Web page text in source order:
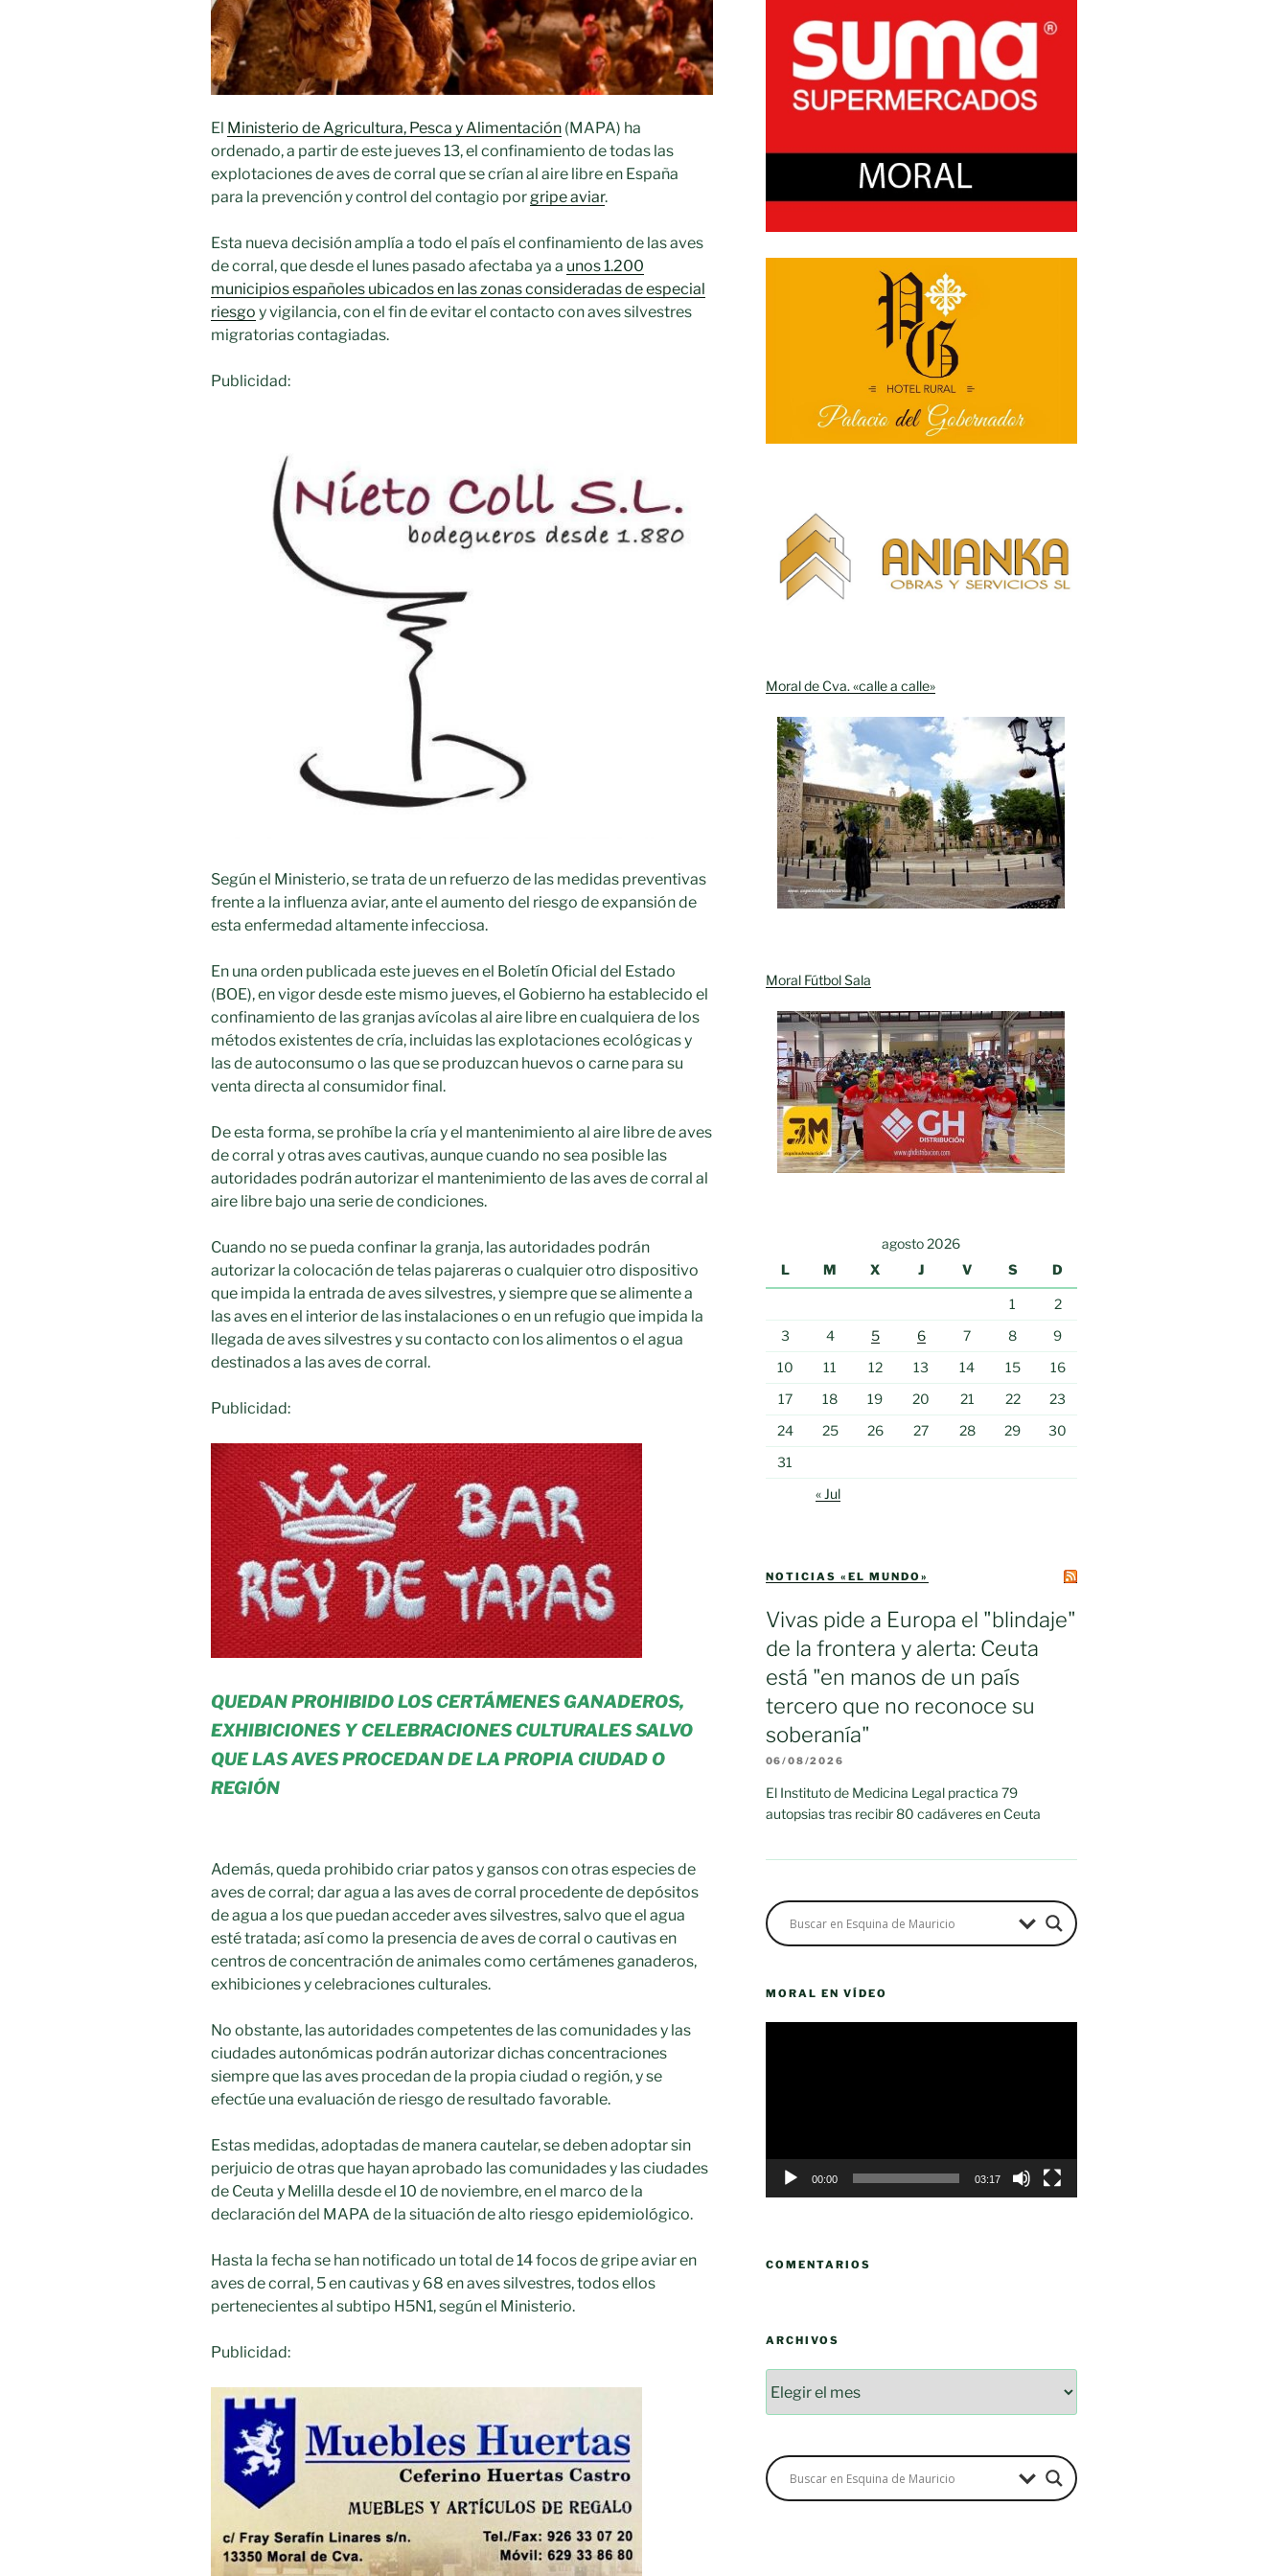
El Ministerio de Agricultura, Pesca y Alimentación (MAPA) ha
ordenado, a partir de este jueves 13, el confinamiento de todas las
explotaciones de aves de corral que se crían al aire libre en España
para la prevención y control del contagio porgripe aviar.
Esta nueva decisión amplía a todo el país el confinamiento de las aves
de corral, que desde el lunes pasado afectaba ya a unos 1.200
municipios españoles ubicados en las zonas consideradas de especial
riesgo y vigilancia, con el fin de evitar el contacto con aves silvestres
migratorias contagiadas.
Publicidad:
Según el Ministerio, se trata de un refuerzo de las medidas preventivas
frente a la influenza aviar, ante el aumento del riesgo de expansión de
esta enfermedad altamente infecciosa.
En una orden publicada este jueves en el Boletín Oficial del Estado
(BOE), en vigor desde este mismo jueves, el Gobierno ha establecido el
confinamiento de las granjas avícolas al aire libre en cualquiera de los
métodos existentes de cría, incluidas las explotaciones ecológicas y
las de autoconsumo o las que se produzcan huevos o carne para su
venta directa al consumidor final.
De esta forma, se prohíbe la cría y el mantenimiento al aire libre de aves
de corral y otras aves cautivas, aunque cuando no sea posible las
autoridades podrán autorizar el mantenimiento de las aves de corral al
aire libre bajo una serie de condiciones.
Cuando no se pueda confinar la granja, las autoridades podrán
autorizar la colocación de telas pajareras o cualquier otro dispositivo
que impida la entrada de aves silvestres, y siempre que se alimente a
las aves en el interior de las instalaciones o en un refugio que impida la
llegada de aves silvestres y su contacto con los alimentos o el agua
destinados a las aves de corral.
Publicidad:
QUEDAN PROHIBIDO LOS CERTÁMENES GANADEROS,
EXHIBICIONES Y CELEBRACIONES CULTURALES SALVO
QUE LAS AVES PROCEDAN DE LA PROPIA CIUDAD O
REGIÓN
Además, queda prohibido criar patos y gansos con otras especies de
aves de corral; dar agua a las aves de corral procedente de depósitos
de agua a los que puedan acceder aves silvestres, salvo que el agua
esté tratada; así como la presencia de aves de corral o cautivas en
centros de concentración de animales como certámenes ganaderos,
exhibiciones y celebraciones culturales.
No obstante, las autoridades competentes de las comunidades y las
ciudades autonómicas podrán autorizar dichas concentraciones
siempre que las aves procedan de la propia ciudad o región, y se
efectúe una evaluación de riesgo de resultado favorable.
Estas medidas, adoptadas de manera cautelar, se deben adoptar sin
perjuicio de otras que hayan aprobado las comunidades y las ciudades
de Ceuta y Melilla desde el 10 de noviembre, en el marco de la
declaración del MAPA de la situación de alto riesgo epidemiológico.
Hasta la fecha se han notificado un total de 14 focos de gripe aviar en
aves de corral, 5 en cautivas y 68 en aves silvestres, todos ellos
pertenecientes al subtipo H5N1, según el Ministerio.
Publicidad:
Moral de Cva. «calle a calle»
Moral Fútbol Sala
agosto 2026
L
M X J V S D
1
2
3
4 5 6 7 8
9
10
11 12 13 14 15
16
17
18 19 20 21 22
23
24
25 26 27 28 29
30
31
« Jul
NOTICIAS «EL MUNDO»
Vivas pide a Europa el "blindaje"
de la frontera y alerta: Ceuta
está "en manos de un país
tercero que no reconoce su
soberanía"
06/08/2026
El Instituto de Medicina Legal practica 79
autopsias tras recibir 80 cadáveres en Ceuta
MORAL EN VÍDEO
00:00 03:17
COMENTARIOS
ARCHIVOS